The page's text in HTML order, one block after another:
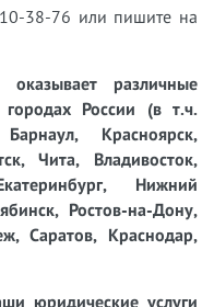
38-76 или пишите на
различные
России (в т.ч.
Красноярск,
Чита, Владивосток,
Нижний
Ростов-на-Дону,
Саратов, Краснодар,
юридические услуги